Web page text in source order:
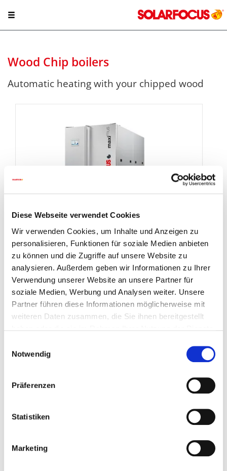
Diese Webseite verwendet Cookies
Wir verwenden Cookies, um Inhalte und Anzeigen zu
personalisieren, Funktionen für soziale Medien anbieten
zu können und die Zugriffe auf unsere Website zu
analysieren. Außerdem geben wir Informationen zu Ihrer
Verwendung unserer Website an unsere Partner für
soziale Medien, Werbung und Analysen weiter. Unsere
Partner führen diese Informationen möglicherweise mit
weiteren Daten zusammen, die Sie ihnen bereitgestellt
Notwendig
Präferenzen
Statistiken
Marketing
Wood Chip boilers
Automatic heating with your chipped wood
maximus
Integrated electrostatic particle filter
Feed grate ensures the seamless fireing of the
fuel
Power ratings: 149, 201, 250, 299 kW
go to details